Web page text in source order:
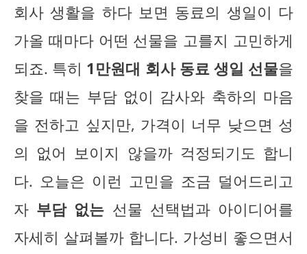
회사 생활을 하다 보면 동료의 생일이 다
가올 때마다 어떤 선물을 고를지 고민하게
되죠. 특히 1만원대 회사 동료 생일 선물을
찾을 때는 부담 없이 감사와 축하의 마음
을 전하고 싶지만, 가격이 너무 낮으면 성
의 없어 보이지 않을까 걱정되기도 합니
다. 오늘은 이런 고민을 조금 덜어드리고
자 부담 없는 선물 선택법과 아이디어를
자세히 살펴볼까 합니다. 가성비 좋으면서